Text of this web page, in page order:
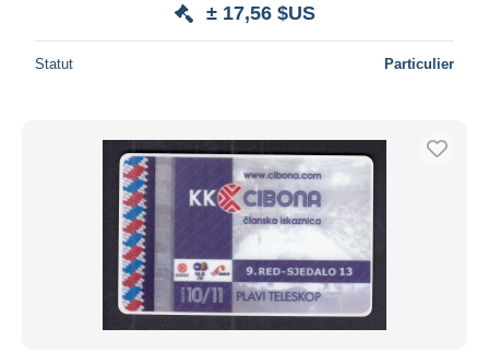
± 17,56 $US
Statut Particulier